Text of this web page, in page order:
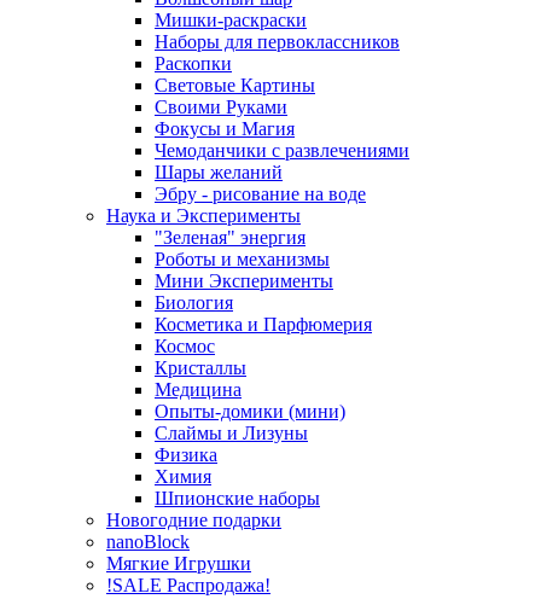
Мишки-раскраски
Наборы для первоклассников
Раскопки
Световые Картины
Своими Руками
Фокусы и Магия
Чемоданчики с развлечениями
Шары желаний
Эбру - рисование на воде
Наука и Эксперименты
"Зеленая" энергия
Роботы и механизмы
Мини Эксперименты
Биология
Косметика и Парфюмерия
Космос
Кристаллы
Медицина
Опыты-домики (мини)
Слаймы и Лизуны
Физика
Химия
Шпионские наборы
Новогодние подарки
nanoBlock
Мягкие Игрушки
!SALE Распродажа!